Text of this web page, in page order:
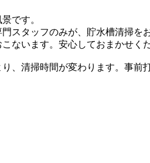
です。
スタッフのみが、貯水槽清掃を
ないます。安心しておまかせくだ
、清掃時間が変わります。事前